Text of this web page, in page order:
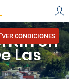
en
Las
VER CONDICIONES